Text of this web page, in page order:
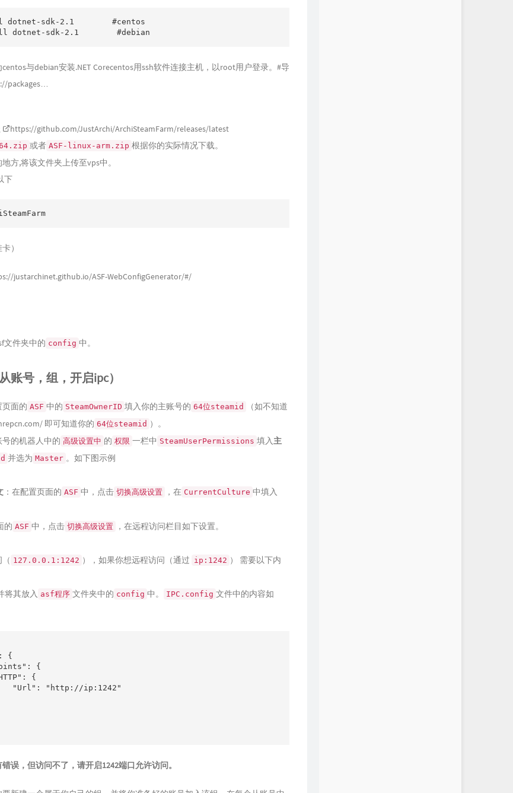
dotnet-sdk-2.1        #centos
dotnet-sdk-2.1        #debian
与debian安装.NET Corecentos用ssh软件连接主机，以root用户登录。#导
packages…
https://github.com/JustArchi/ArchiSteamFarm/releases/latest
或者 ASF-linux-arm.zip 根据你的实际情况下载。
方,将该文件夹上传至vps中。
下
）
justarchinet.github.io/ASF-WebConfigGenerator/#/
文件夹中的 config 中。
账号，组，开启ipc）
页面的 ASF 中的 SteamOwnerID 填入你的主账号的 64位steamid
（如不知道
即可知道你的 64位steamid ）。
号的机器人中的 高级设置中 的 权限 一栏中 SteamUserPermissions 填入主
并选为 Master 。如下图示例
：在配置页面的 ASF 中，点击 切换高级设置 ，在 CurrentCulture 中填入
的 ASF 中，点击 切换高级设置 ，在远程访问栏目如下设置。
127.0.0.1:1242 ），如果你想远程访问（通过 ip:1242 ） 需要以下内
将其放入 asf程序 文件夹中的 config 中。 IPC.config 文件中的内容如
{
{
{
"Url": "http://ip:1242"
误，但访问不了，请开启1242端口允许访问。